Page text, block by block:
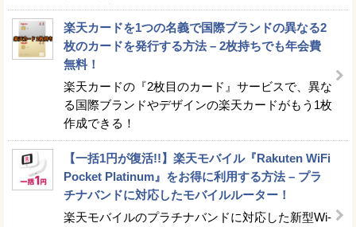
楽天カードを1つの名義で国際ブランドの異なる2
枚のカードを発行する方法 – 2枚持ちでも年会費
無料！
楽天カードの『2枚目のカード』サービスで、異な
る国際ブランドやデザインの楽天カードがもう1枚
作成できる！
【一括1円が復活!!】楽天モバイル『Rakuten WiFi
Pocket Platinum』をお得に利用する方法 – プラ
チナバンドに対応したモバイルルーター！
楽天モバイルのプラチナバンドに対応した新型Wi-